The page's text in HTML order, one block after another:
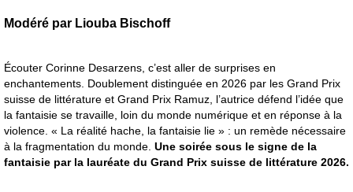
Modéré par Liouba Bischoff
Écouter Corinne Desarzens, c’est aller de surprises en
enchantements. Doublement distinguée en 2026 par les Grand Prix
suisse de littérature et Grand Prix Ramuz, l’autrice défend l’idée que
la fantaisie se travaille, loin du monde numérique et en réponse à la
violence. « La réalité hache, la fantaisie lie » : un remède nécessaire
à la fragmentation du monde. Une soirée sous le signe de la
fantaisie par la lauréate du Grand Prix suisse de littérature 2026.